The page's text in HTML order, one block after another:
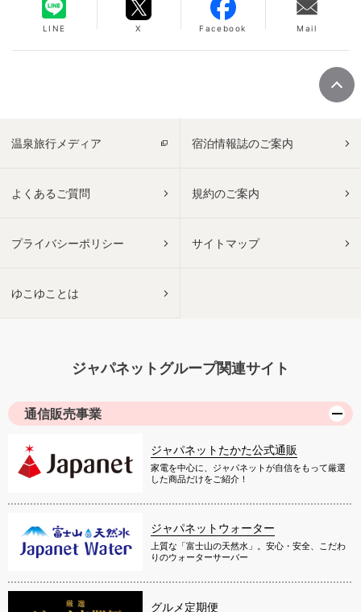
LINE X Facebook Mail
温泉旅行メディア 宿泊情報誌のご案内
よくあるご質問 規約のご案内
プライバシーポリシー サイトマップ
ゆこゆことは
ジャパネットグループ関連サイト
通信販売事業
ジャパネットたかた公式通販
家電を中心に、ジャパネットが自信をもって厳選
した商品だけをご紹介！
ジャパネットウォーター
上質な「富士山の天然水」。安心・安全、こだわ
りのウォーターサーバー
グルメ定期便